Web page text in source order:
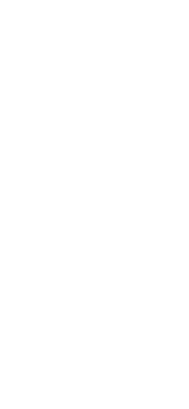
Produktneuheiten,